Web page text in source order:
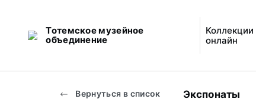
Тотемское музейное
объединение
Коллекции
онлайн
Вернуться в список Экспонаты